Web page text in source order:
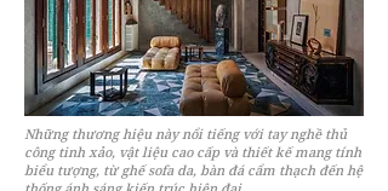
Những thương hiệu này nổi tiếng với tay nghề thủ
công tinh xảo, vật liệu cao cấp và thiết kế mang tính
biểu tượng, từ ghế sofa da, bàn đá cẩm thạch đến hệ